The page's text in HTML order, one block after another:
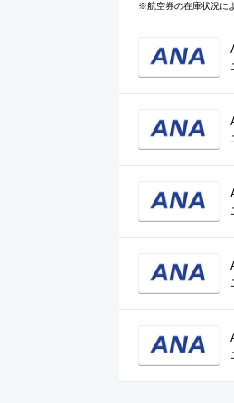
※航空券の在庫状況に